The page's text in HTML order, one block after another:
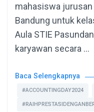
mahasiswa
Bandung untuk
Aula STIE
karyawan secara …
Baca Selengkapnya
#ACCOUNTINGDAY2024